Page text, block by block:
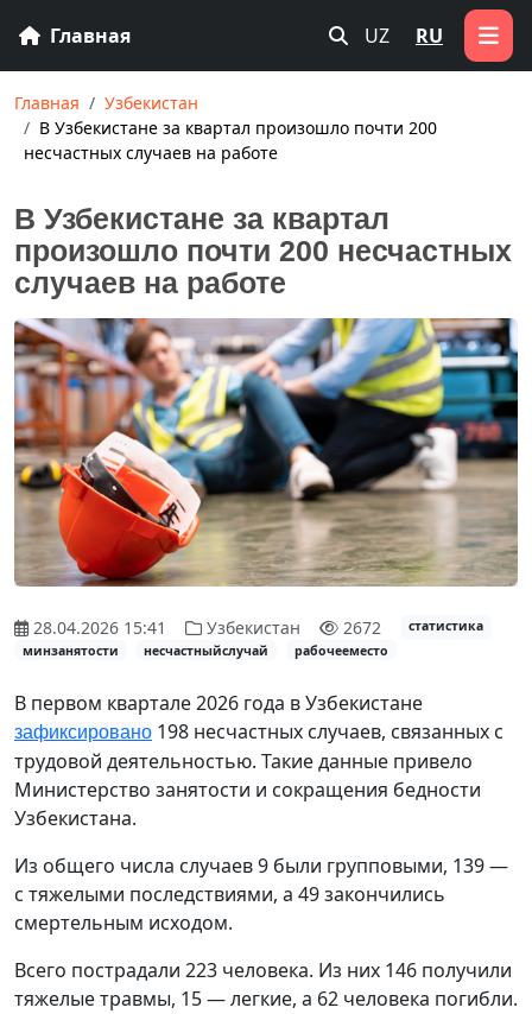
Главная UZ RU
Главная
Узбекистан
В Узбекистане за квартал произошло почти 200
несчастных случаев на работе
В Узбекистане за квартал
произошло почти 200 несчастных
случаев на работе
28.04.2026 15:41 Узбекистан 2672
статистика
минзанятости
несчастныйслучай рабочееместо
В первом квартале 2026 года в Узбекистане
зафиксировано 198 несчастных случаев, связанных с
трудовой деятельностью. Такие данные привело
Министерство занятости и сокращения бедности
Узбекистана.
Из общего числа случаев 9 были групповыми, 139 —
с тяжелыми последствиями, а 49 закончились
смертельным исходом.
Всего пострадали 223 человека. Из них 146 получили
тяжелые травмы, 15 — легкие, а 62 человека погибли.